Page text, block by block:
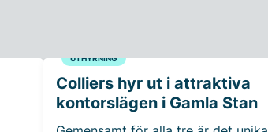
UTHYRNING
Colliers hyr ut i attraktiva
kontorslägen i Gamla Stan